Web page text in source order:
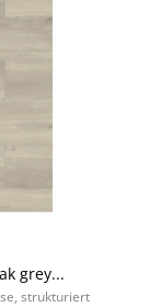
grey...
strukturiert